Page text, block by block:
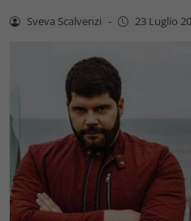
Sveva Scalvenzi - 23 Luglio